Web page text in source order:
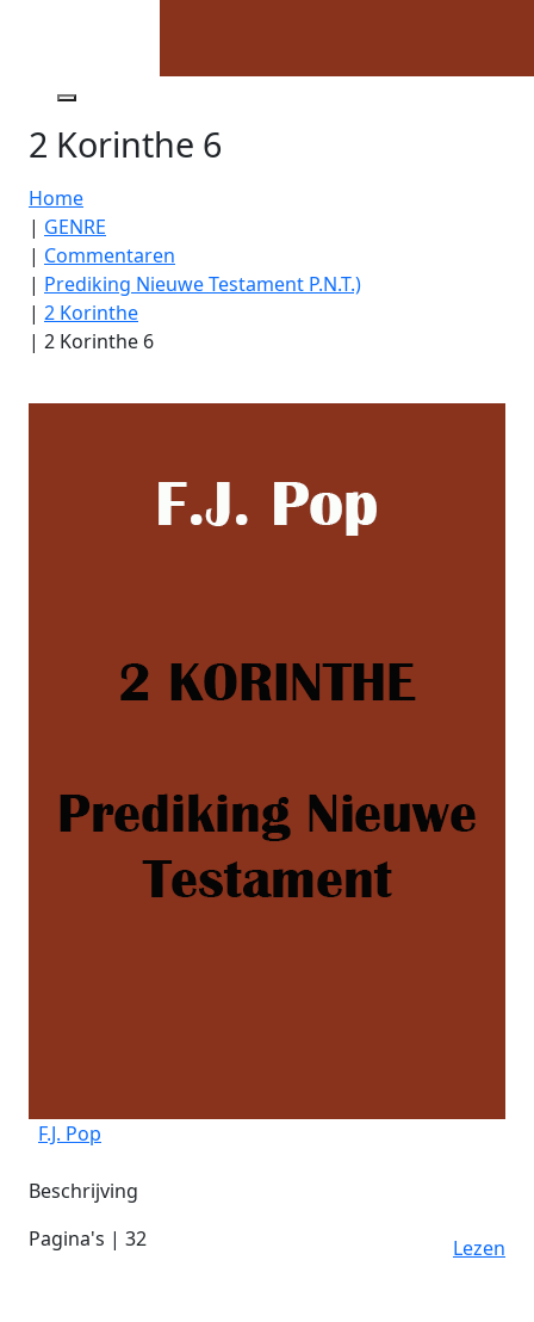
2 Korinthe 6
Home
| GENRE
| Commentaren
| Prediking Nieuwe Testament P.N.T.)
| 2 Korinthe
| 2 Korinthe 6
F.J. Pop
Beschrijving
Pagina's | 32
Lezen